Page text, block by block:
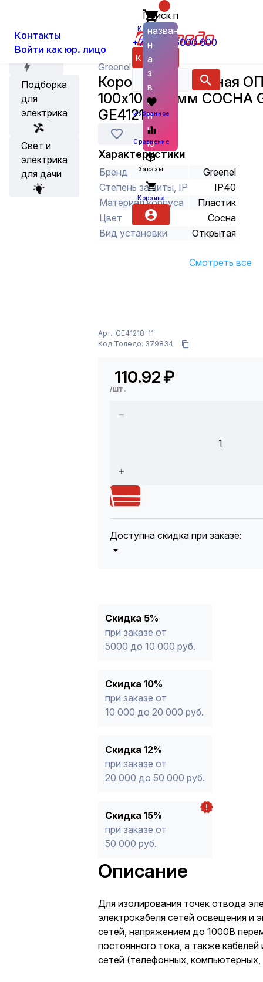
Контакты
Войти как юр. лицо
Корзина
+7 (800) 6000 600
Каталог
Поиск по
названию
н
а
з
в
а
н
и
ю
Избранное
Сравнение
Заказы
Корзина
Акции
Подборка
для
электрика
Свет и
электрика
для дачи
Установка, Выключатели, Розетки
Greenel
Коробка распаячная
100х100х29мм СОСНА
GE41218-11
Характеристики
Бренд
Greenel
Степень защиты, IP
IP40
Материал корпуса
Пластик
Цвет
Сосна
Вид установки
Открытая
Смотреть все
Арт.: GE41218-11
Код Толедо: 379834
110.92₽
/шт.
1
Доступна скидка при заказе:
* -Для заказов, состоящих
продукции, максимальная скидка
Скидка 5%
при заказе от
5000 до 10 000 руб.
Скидка 10%
при заказе от
10 000 до 20 000 руб.
Скидка 12%
при заказе от
20 000 до 50 000 руб.
Скидка 15%
при заказе от
50 000 руб.
Описание
Для изолирования точек отвода
электрокабеля сетей освещения и
сетей, напряжением до 1000В
постоянного тока, а также
сетей (телефонных, компьютерных,